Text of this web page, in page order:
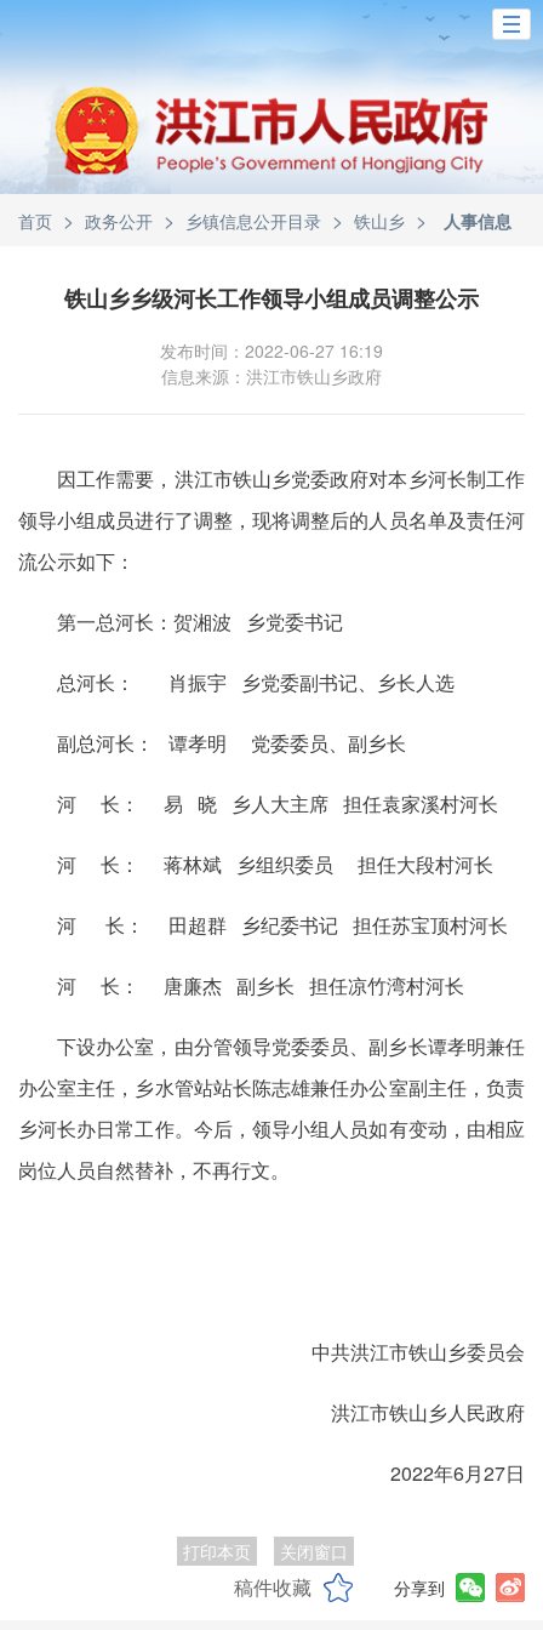
首页 > 政务公开 > 乡镇信息公开目录 > 铁山乡 > 人事信息
铁山乡乡级河长工作领导小组成员调整公示
发布时间：2022-06-27 16:19
信息来源：洪江市铁山乡政府
因工作需要，洪江市铁山乡党委政府对本乡河长制工作
领导小组成员进行了调整，现将调整后的人员名单及责任河
流公示如下：
第一总河长：贺湘波 乡党委书记
总河长： 肖振宇 乡党委副书记、乡长人选
副总河长： 谭孝明 党委委员、副乡长
河 长： 易 晓 乡人大主席 担任袁家溪村河长
河 长： 蒋林斌 乡组织委员 担任大段村河长
河 长： 田超群 乡纪委书记 担任苏宝顶村河长
河 长： 唐廉杰 副乡长 担任凉竹湾村河长
下设办公室，由分管领导党委委员、副乡长谭孝明兼任
办公室主任，乡水管站站长陈志雄兼任办公室副主任，负责
乡河长办日常工作。今后，领导小组人员如有变动，由相应
岗位人员自然替补，不再行文。
中共洪江市铁山乡委员会
洪江市铁山乡人民政府
2022年6月27日
打印本页 关闭窗口
稿件收藏 分享到